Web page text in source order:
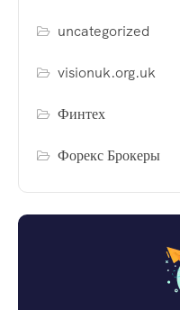
uncategorized
visionuk.org.uk
Финтех
Форекс Брокеры